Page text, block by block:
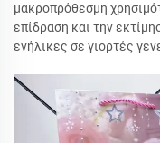
μακροπρόθεσμη
επίδραση και την
ενήλικες σε γιορτές